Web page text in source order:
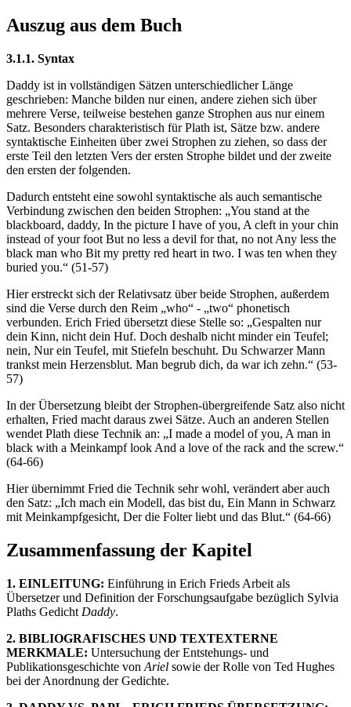
Auszug aus dem Buch
3.1.1. Syntax
Daddy ist in vollständigen Sätzen unterschiedlicher Länge
geschrieben: Manche bilden nur einen, andere ziehen sich über
mehrere Verse, teilweise bestehen ganze Strophen aus nur einem
Satz. Besonders charakteristisch für Plath ist, Sätze bzw. andere
syntaktische Einheiten über zwei Strophen zu ziehen, so dass der
erste Teil den letzten Vers der ersten Strophe bildet und der zweite
den ersten der folgenden.
Dadurch entsteht eine sowohl syntaktische als auch semantische
Verbindung zwischen den beiden Strophen: „You stand at the
blackboard, daddy, In the picture I have of you, A cleft in your chin
instead of your foot But no less a devil for that, no not Any less the
black man who Bit my pretty red heart in two. I was ten when they
buried you.“ (51-57)
Hier erstreckt sich der Relativsatz über beide Strophen, außerdem
sind die Verse durch den Reim „who“ - „two“ phonetisch
verbunden. Erich Fried übersetzt diese Stelle so: „Gespalten nur
dein Kinn, nicht dein Huf. Doch deshalb nicht minder ein Teufel;
nein, Nur ein Teufel, mit Stiefeln beschuht. Du Schwarzer Mann
trankst mein Herzensblut. Man begrub dich, da war ich zehn.“ (53-
57)
In der Übersetzung bleibt der Strophen-übergreifende Satz also nicht
erhalten, Fried macht daraus zwei Sätze. Auch an anderen Stellen
wendet Plath diese Technik an: „I made a model of you, A man in
black with a Meinkampf look And a love of the rack and the screw.“
(64-66)
Hier übernimmt Fried die Technik sehr wohl, verändert aber auch
den Satz: „Ich mach ein Modell, das bist du, Ein Mann in Schwarz
mit Meinkampfgesicht, Der die Folter liebt und das Blut.“ (64-66)
Zusammenfassung der Kapitel
1. EINLEITUNG: Einführung in Erich Frieds Arbeit als
Übersetzer und Definition der Forschungsaufgabe bezüglich Sylvia
Plaths Gedicht Daddy.
2. BIBLIOGRAFISCHES UND TEXTEXTERNE
MERKMALE: Untersuchung der Entstehungs- und
Publikationsgeschichte von Ariel sowie der Rolle von Ted Hughes
bei der Anordnung der Gedichte.